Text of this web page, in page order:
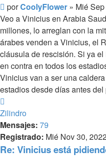
Mensaje
porCoolyFlower » Mié
Veo a Vinicius en Arabia
millones, lo arreglan con la
árabes venden a Vinicius, el
cláusula de rescisión. Si ya
en contra en todos los
Vinicius van a ser una
estadios desde días antes
Zilindro
Mensajes: 79
Registrado: Mié Nov 30,
Re: Vinicius está